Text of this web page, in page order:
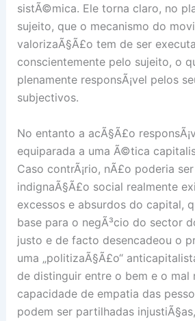
sistÃ©mica. Ele torna claro, no
sujeito, que o mecanismo do
valorizaÃ§Ã£o tem de ser
conscientemente pelo sujeito, o
plenamente responsÃ¡vel pelos
subjectivos.
No entanto a acÃ§Ã£o
equiparada a uma Ã©tica
Caso contrÃ¡rio, nÃ£o poderia
indignaÃ§Ã£o social realmente
excessos e absurdos do capital,
base para o negÃ³cio do sector
justo e de facto desencadeou o
uma „politizaÃ§Ã£o“
de distinguir entre o bem e o mal
capacidade de empatia das
podem ser partilhadas